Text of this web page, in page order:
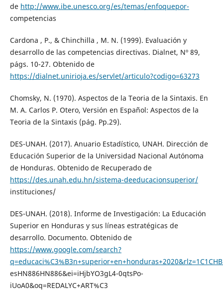
de http://www.ibe.unesco.org/es/temas/enfoquepor-
competencias
Cardona , P., & Chinchilla , M. N. (1999). Evaluación y
desarrollo de las competencias directivas. Dialnet, Nº 89,
págs. 10-27. Obtenido de
https://dialnet.unirioja.es/servlet/articulo?codigo=63273
Chomsky, N. (1970). Aspectos de la Teoria de la Sintaxis. En
M. A. Carlos P. Otero, Versión en Español: Aspectos de la
Teoria de la Sintaxis (pág. Pp.29).
DES-UNAH. (2017). Anuario Estadístico, UNAH. Dirección de
Educación Superior de la Universidad Nacional Autónoma
de Honduras. Obtenido de Recuperado de
https://des.unah.edu.hn/sistema-deeducacionsuperior/
instituciones/
DES-UNAH. (2018). Informe de Investigación: La Educación
Superior en Honduras y sus líneas estratégicas de
desarrollo. Documento. Obtenido de
https://www.google.com/search?
esHN886HN886&ei=iHjbYO3gL4-0qtsPo-
iUoA0&oq=REDALYC+ART%C3